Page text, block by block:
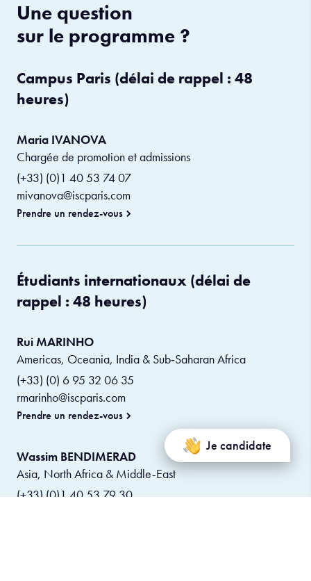
Je candidate
Une question
sur le programme ?
Campus Paris (délai de rappel : 48
heures)
Maria IVANOVA
Chargée de promotion et admissions
(+33) (0)1 40 53 74 07
mivanova@iscparis.com
Prendre un rendez-vous
Étudiants internationaux (délai de
rappel : 48 heures)
Rui MARINHO
Americas, Oceania, India & Sub‑Saharan Africa
(+33) (0) 6 95 32 06 35
rmarinho@iscparis.com
Prendre un rendez-vous
Wassim BENDIMERAD
Asia, North Africa & Middle-East
(+33) (0)1 40 53 79 30